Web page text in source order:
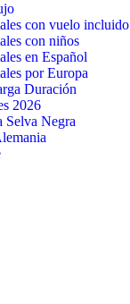
con vuelo incluido
con niños
en Español
por Europa
Duración
2026
Selva Negra